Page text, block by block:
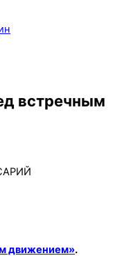
встречным
движением».